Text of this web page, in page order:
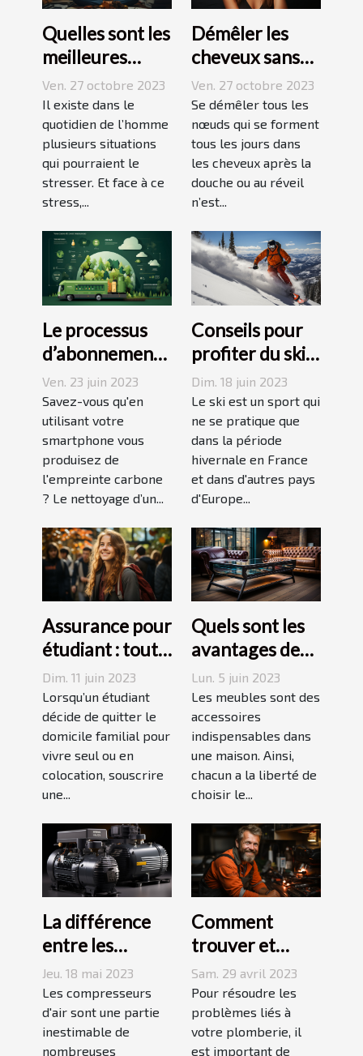
Quelles sont les
meilleures
techniques
pour vaincre le
stress ?
Ven. 27 octobre 2023
Il existe dans le
quotidien de l’homme
plusieurs situations
qui pourraient le
stresser. Et face à ce
stress,...
Démêler les
cheveux sans
difficulté et
sans douleur :
comment s’y
prendre ?
Ven. 27 octobre 2023
Se démêler tous les
nœuds qui se forment
tous les jours dans
les cheveux après la
douche ou au réveil
n’est...
Le processus
d’abonnement
et de réduction
de votre
empreinte
carbone avec
un forfait
mobile
Ven. 23 juin 2023
Savez-vous qu'en
utilisant votre
smartphone vous
produisez de
l'empreinte carbone
? Le nettoyage d’un...
Conseils pour
profiter du ski
en juin, juillet,
août ou
septembre
Dim. 18 juin 2023
Le ski est un sport qui
ne se pratique que
dans la période
hivernale en France
et dans d'autres pays
d'Europe...
Assurance pour
étudiant : tout
ce qu’il faut
savoir avant de
choisir
Dim. 11 juin 2023
Lorsqu’un étudiant
décide de quitter le
domicile familial pour
vivre seul ou en
colocation, souscrire
une...
Quels sont les
avantages des
tables basses
industrielles ?
Lun. 5 juin 2023
Les meubles sont des
accessoires
indispensables dans
une maison. Ainsi,
chacun a la liberté de
choisir le...
La différence
entre les
compresseurs à
piston et à vis
Jeu. 18 mai 2023
Les compresseurs
d'air sont une partie
inestimable de
nombreuses
Comment
trouver et
choisir un bon
plombier à Evry
?
Sam. 29 avril 2023
Pour résoudre les
problèmes liés à
votre plomberie, il
est important de